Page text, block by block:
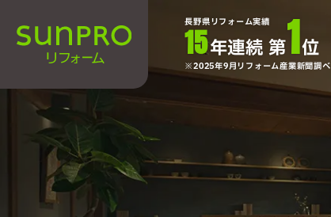
長野県リフォーム実績
15年連続 第1位
2025年9月リフォーム産業新聞調べ